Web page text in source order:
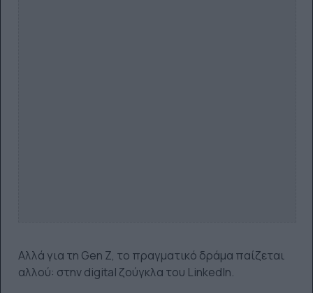
Αλλά για τη Gen Z, το πραγματικό δράμα παίζεται
αλλού: στην digital ζούγκλα του LinkedIn.